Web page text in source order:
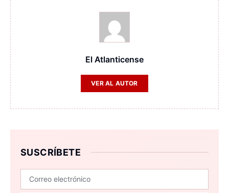
El Atlanticense
VER AL AUTOR
SUSCRÍBETE